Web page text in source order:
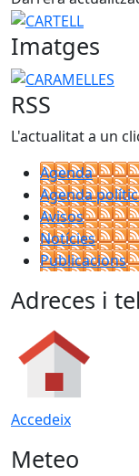
CARTELL
Imatges
CARAMELLES
RSS
L'actualitat a un
Agenda
Agenda
Avisos
Notícies
Publicacions
Adreces i
Accedeix
Meteo